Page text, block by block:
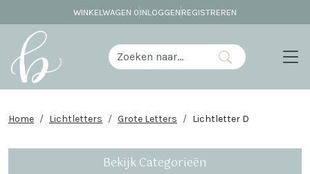
WINKELWAGEN 0 INLOGGEN REGISTREREN
Home Lichtletters Grote Letters Lichtletter D
Bekijk Categorieën